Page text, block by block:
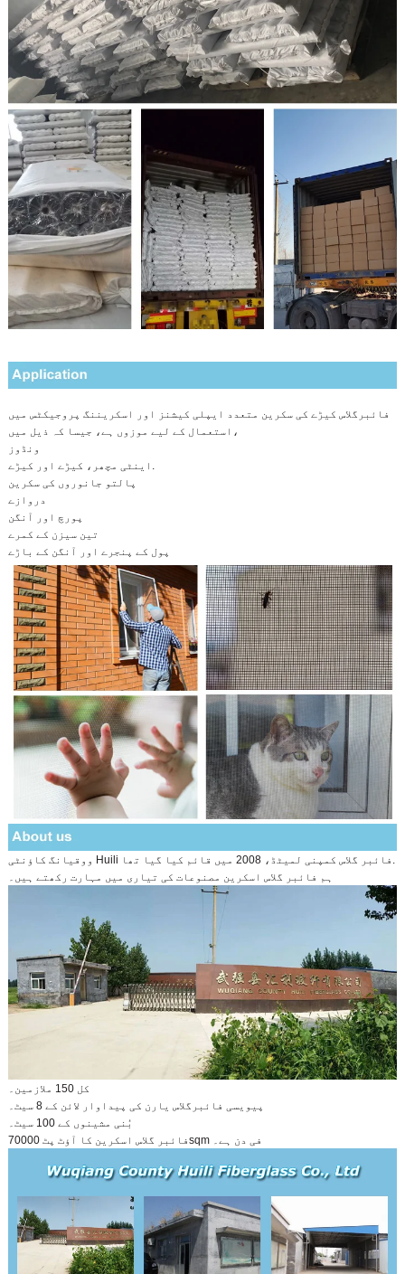
فائبرگلاس کیڑے کی سکرین متعدد ایپلی کیشنز اور اسکریننگ پروجیکٹس میں
استعمال کے لیے موزوں ہے، جیسا کہ ذیل میں،
ونڈوز
اینٹی مچھر، کیڑے اور کیڑے.
پالتو جانوروں کی سکرین
دروازے
پورچ اور آنگن
تین سیزن کے کمرے
پول کے پنجرے اور آنگن کے باڑے
ووقیانگ کاؤنٹی Huili فائبر گلاس کمپنی لمیٹڈ، 2008 میں قائم کیا گیا تھا.
ہم فائبر گلاس اسکرین مصنوعات کی تیاری میں مہارت رکھتے ہیں۔
کل 150 ملازمین۔
پیویسی فائبرگلاس یارن کی پیداوار لائن کے 8 سیٹ۔
بُنی مشینوں کے 100 سیٹ۔
فائبر گلاس اسکرین کا آؤٹ پٹ 70000sqm فی دن ہے۔